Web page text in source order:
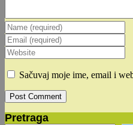
Enter
your
name
or
username
to
comment
Enter
your
email
address
to
comment
Enter
your
website
(optional)
Sačuvaj moje ime, email i
Pretraga